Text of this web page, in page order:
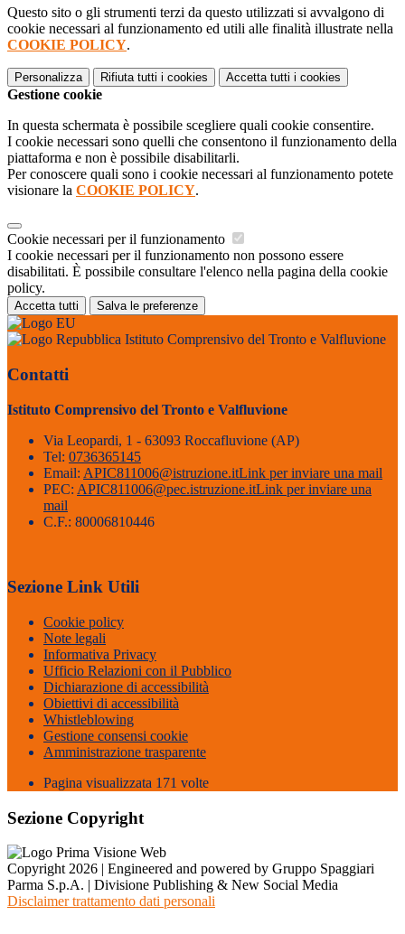
Questo sito o gli strumenti terzi da questo utilizzati si avvalgono di
cookie necessari al funzionamento ed utili alle finalità illustrate nella
COOKIE POLICY.
Personalizza Rifiuta tutti i cookies Accetta tutti i cookies
Gestione cookie
In questa schermata è possibile scegliere quali cookie consentire.
I cookie necessari sono quelli che consentono il funzionamento della
piattaforma e non è possibile disabilitarli.
Per conoscere quali sono i cookie necessari al funzionamento potete
visionare la COOKIE POLICY.
Cookie necessari per il funzionamento
I cookie necessari per il funzionamento non possono essere
disabilitati. È possibile consultare l'elenco nella pagina della cookie
policy.
Accetta tutti Salva le preferenze
Istituto Comprensivo del Tronto e Valfluvione
Contatti
Istituto Comprensivo del Tronto e Valfluvione
Via Leopardi, 1 - 63093 Roccafluvione (AP)
Tel: 0736365145
Email: APIC811006@istruzione.itLink per inviare una mail
PEC: APIC811006@pec.istruzione.itLink per inviare una
mail
C.F.: 80006810446
Sezione Link Utili
Cookie policy
Note legali
Informativa Privacy
Ufficio Relazioni con il Pubblico
Dichiarazione di accessibilità
Obiettivi di accessibilità
Whistleblowing
Gestione consensi cookie
Amministrazione trasparente
Pagina visualizzata 171 volte
Sezione Copyright
Copyright 2026 | Engineered and powered by Gruppo Spaggiari
Parma S.p.A. | Divisione Publishing & New Social Media
Disclaimer trattamento dati personali